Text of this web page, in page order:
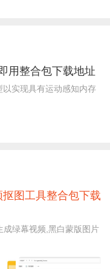
用整合包下载地址
实现具有运动感知内存
图工具整合包下载
绿幕视频,黑白蒙版图片